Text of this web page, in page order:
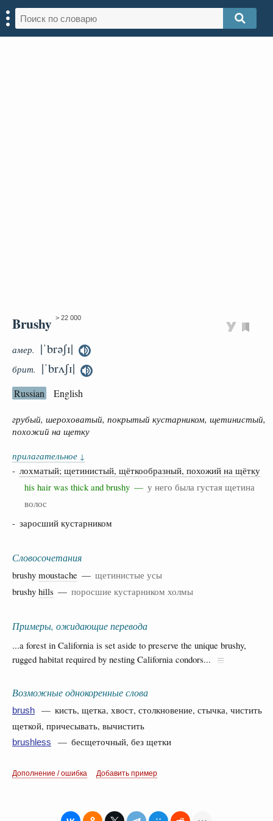
Brushy > 22 000
амер. |ˈbrəʃɪ|
брит. |ˈbrʌʃɪ|
Russian English
грубый, шероховатый, покрытый кустарником, щетинистый,
похожий на щетку
прилагательное ↓
- лохматый; щетинистый, щёткообразный, похожий на щётку
his hair was thick and brushy — у него была густая щетина
волос
- заросший кустарником
Словосочетания
brushy moustache — щетинистые усы
brushy hills — поросшие кустарником холмы
Примеры, ожидающие перевода
...a forest in California is set aside to preserve the unique brushy,
rugged habitat required by nesting California condors...
Возможные однокоренные слова
brush
— кисть, щетка, хвост, столкновение, стычка, чистить
щеткой, причесывать, вычистить
brushless — бесщеточный, без щетки
Дополнение / ошибка Добавить пример